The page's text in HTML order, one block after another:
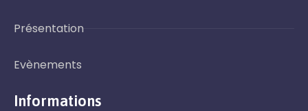
Présentation
Evènements
Informations